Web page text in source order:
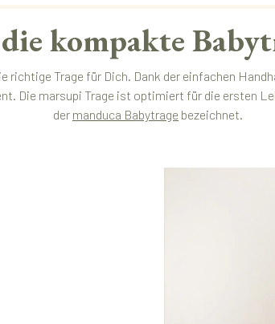
kompakte
Trage für Dich. Dank der einfachen
Die marsupi Trage ist optimiert für die ersten
der manduca Babytrage bezeichnet.